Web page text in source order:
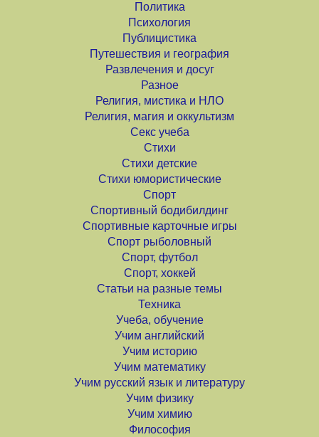
Политика
Психология
Публицистика
Путешествия и география
Развлечения и досуг
Разное
Религия, мистика и НЛО
Религия, магия и оккультизм
Секс учеба
Стихи
Стихи детские
Стихи юмористические
Спорт
Спортивный бодибилдинг
Спортивные карточные игры
Спорт рыболовный
Спорт, футбол
Спорт, хоккей
Статьи на разные темы
Техника
Учеба, обучение
Учим английский
Учим историю
Учим математику
Учим русский язык и литературу
Учим физику
Учим химию
Философия